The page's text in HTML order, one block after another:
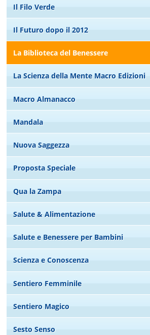
Il Filo Verde
Il Futuro dopo il 2012
La Biblioteca del Benessere
La Scienza della Mente Macro Edizioni
Macro Almanacco
Mandala
Nuova Saggezza
Proposta Speciale
Qua la Zampa
Salute & Alimentazione
Salute e Benessere per Bambini
Scienza e Conoscenza
Sentiero Femminile
Sentiero Magico
Sesto Senso